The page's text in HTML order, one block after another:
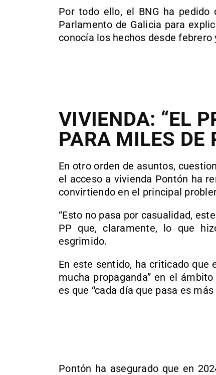
Por todo ello, el BNG ha pedido
Parlamento de Galicia para
conocía los hechos desde
VIVIENDA: “EL
PARA MILES DE
En otro orden de asuntos,
el acceso a vivienda Pontón ha
convirtiendo en el principal
“Esto no pasa por casualidad,
PP que, claramente, lo que
esgrimido.
En este sentido, ha criticado que
mucha propaganda” en el
es que “cada día que pasa es
Pontón ha asegurado que en